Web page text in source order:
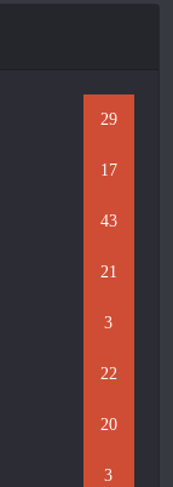
29
17
43
21
3
22
20
3